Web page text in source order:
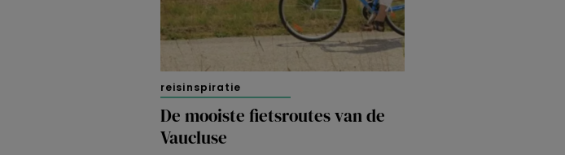
reisinspiratie
De mooiste fietsroutes van de
Vaucluse